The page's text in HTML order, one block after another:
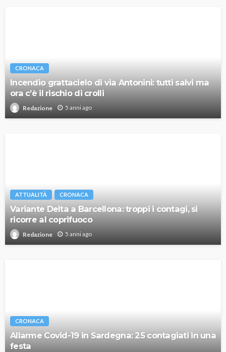
CRONACA
Incendio grattacielo di via Antonini: tutti salvi ma
ora c’è il rischio di crolli
Redazione 5 anni ago
ATTUALITÀ CRONACA
Variante Delta a Barcellona: troppi i contagi, si
ricorre al coprifuoco
Redazione 5 anni ago
CRONACA
Allarme Covid-19 in Sardegna: 25 contagiati in una
festa